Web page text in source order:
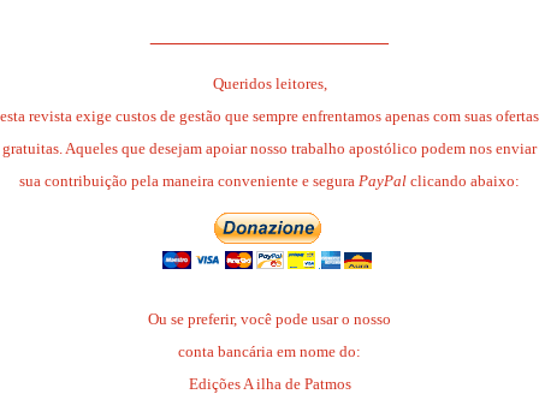
Queridos leitores,
esta revista exige custos de gestão que sempre enfrentamos apenas com suas ofertas
gratuitas. Aqueles que desejam apoiar nosso trabalho apostólico podem nos enviar
sua contribuição pela maneira conveniente e segura PayPal clicando abaixo:
Ou se preferir, você pode usar o nosso
conta bancária em nome do:
Edições A ilha de Patmos